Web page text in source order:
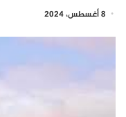
8 أغسطس، 2024